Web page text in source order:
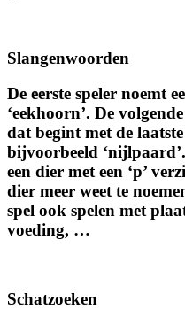
Slangenwoorden
De eerste speler noemt
‘eekhoorn’. De
dat begint met de
bijvoorbeeld
een dier met een ‘p’
dier meer weet te
spel ook spelen met
voeding, …
Schatzoeken